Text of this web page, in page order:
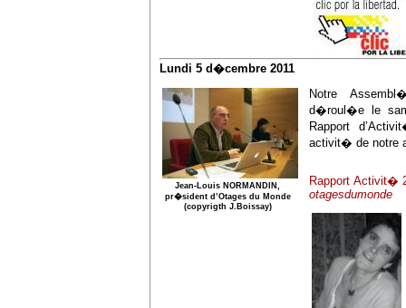
Lundi 5 d�cembre 2011
Jean-Louis NORMANDIN,
pr�sident d’Otages du Monde
(copyrigth J.Boissay)
Notre
d�roul�e le
Rapport
activit� de notre
Rapport Activit�
otagesdumonde